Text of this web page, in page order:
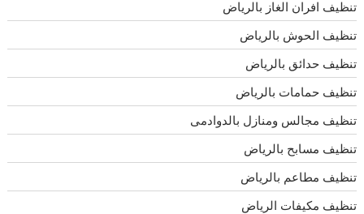
تنظيف افران الغاز بالرياض
تنظيف الحوش بالرياض
تنظيف حدائق بالرياض
تنظيف حمامات بالرياض
تنظيف مجالس ومنازل بالدوادمى
تنظيف مسابح بالرياض
تنظيف مطاعم بالرياض
تنظيف مكيفات الرياض